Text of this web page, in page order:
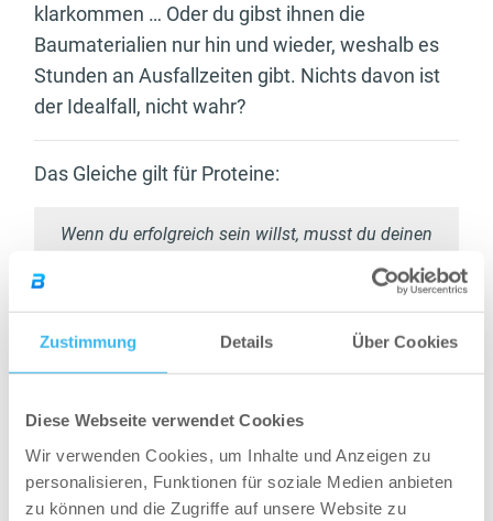
Zustimmung Details Über Cookies
Diese Webseite verwendet Cookies
Wir verwenden Cookies, um Inhalte und Anzeigen zu
personalisieren, Funktionen für soziale Medien anbieten
zu können und die Zugriffe auf unsere Website zu
klarkommen … Oder du gibst ihnen die
Baumaterialien nur hin und wieder, weshalb es
Stunden an Ausfallzeiten gibt. Nichts davon ist
der Idealfall, nicht wahr?
Das Gleiche gilt für Proteine:
Wenn du erfolgreich sein willst, musst du deinen
Körper zu bestimmten Zeiten mit Protein versorgen,
das am besten zu deinem Ziel passt und dir eine
kontinuierliche und ausgewogene Versorgung mit
EIN allgemeiner Vorteil